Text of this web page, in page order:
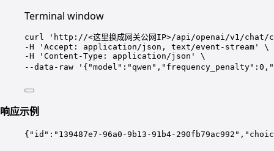
Terminal window
curl ' http://<这里换成网关公网IP>/api/openai/v1/chat/
-H
' Accept: application/json, text/event-stream '
\
-H
' Content-Type: application/json '
\
--data-raw
'
响应示例
{ "id" : " 139487e7-96a0-9b13-91b4-290fb79ac992 " ,